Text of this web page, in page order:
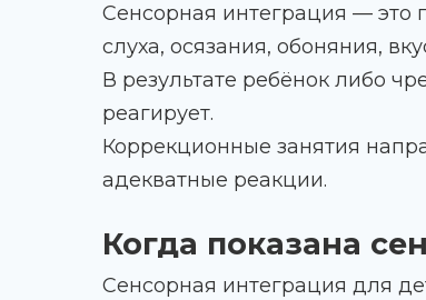
Сенсорная интеграция — это
слуха, осязания, обоняния,
В результате ребёнок либо
реагирует.
Коррекционные занятия
адекватные реакции.
Когда показана
Сенсорная интеграция для